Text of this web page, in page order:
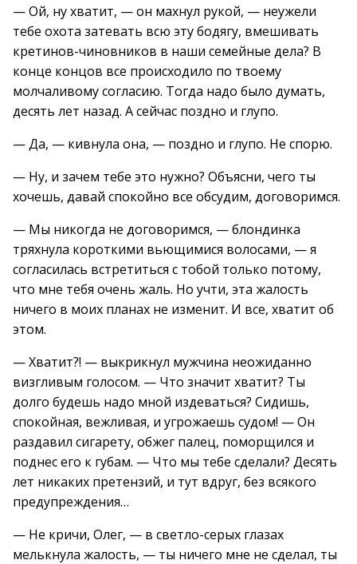
— Ой, ну хватит, — он махнул рукой, — неужели
тебе охота затевать всю эту бодягу, вмешивать
кретинов-чиновников в наши семейные дела? В
конце концов все происходило по твоему
молчаливому согласию. Тогда надо было думать,
десять лет назад. А сейчас поздно и глупо.
— Да, — кивнула она, — поздно и глупо. Не спорю.
— Ну, и зачем тебе это нужно? Объясни, чего ты
хочешь, давай спокойно все обсудим, договоримся.
— Мы никогда не договоримся, — блондинка
тряхнула короткими вьющимися волосами, — я
согласилась встретиться с тобой только потому,
что мне тебя очень жаль. Но учти, эта жалость
ничего в моих планах не изменит. И все, хватит об
этом.
— Хватит?! — выкрикнул мужчина неожиданно
визгливым голосом. — Что значит хватит? Ты
долго будешь надо мной издеваться? Сидишь,
спокойная, вежливая, и угрожаешь судом! — Он
раздавил сигарету, обжег палец, поморщился и
поднес его к губам. — Что мы тебе сделали? Десять
лет никаких претензий, и тут вдруг, без всякого
предупреждения…
— Не кричи, Олег, — в светло-серых глазах
мелькнула жалость, — ты ничего мне не сделал, ты